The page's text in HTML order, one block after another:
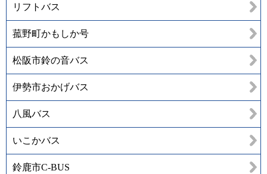
リフトバス
菰野町かもしか号
松阪市鈴の音バス
伊勢市おかげバス
八風バス
いこかバス
鈴鹿市C-BUS